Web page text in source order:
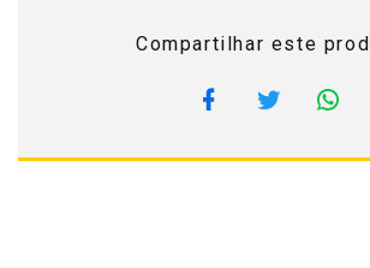
Compartilhar este